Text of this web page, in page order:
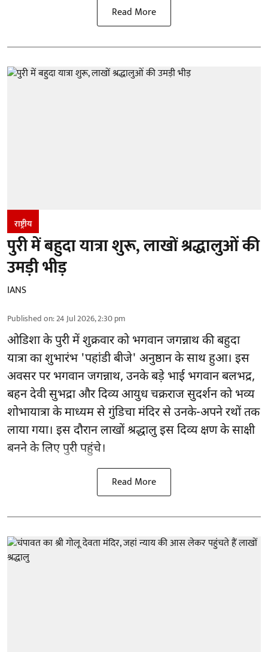
Read More
राष्ट्रीय
पुरी में बहुदा यात्रा शुरू, लाखों श्रद्धालुओं की
उमड़ी भीड़
IANS
Published on:24 Jul 2026, 2:30 pm
ओडिशा के पुरी में शुक्रवार को भगवान जगन्नाथ की बहुदा
यात्रा का शुभारंभ 'पहांडी बीजे' अनुष्ठान के साथ हुआ। इस
अवसर पर भगवान जगन्नाथ, उनके बड़े भाई भगवान बलभद्र,
बहन देवी सुभद्रा और दिव्य आयुध चक्रराज सुदर्शन को भव्य
शोभायात्रा के माध्यम से गुंडिचा मंदिर से उनके-अपने रथों तक
लाया गया। इस दौरान लाखों श्रद्धालु इस दिव्य क्षण के साक्षी
बनने के लिए पुरी पहुंचे।
Read More